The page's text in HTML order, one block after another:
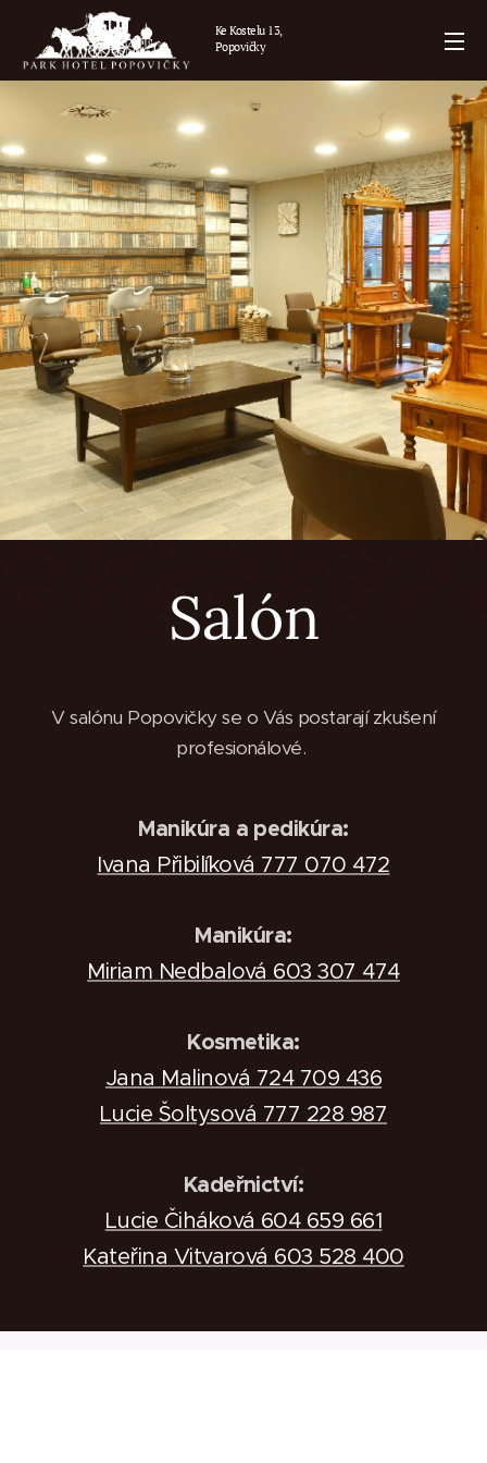
Ke Kostelu 13,
Popovičky
Salón
V salónu Popovičky se o Vás postarají zkušení
profesionálové.
Manikúra a pedikúra:
Ivana Přibilíková 777 070 472
Manikúra:
Miriam Nedbalová 603 307 474
Kosmetika:
Jana Malinová 724 709 436
Lucie Šoltysová 777 228 987
Kadeřnictví:
Lucie Čiháková 604 659 661
Kateřina Vitvarová 603 528 400